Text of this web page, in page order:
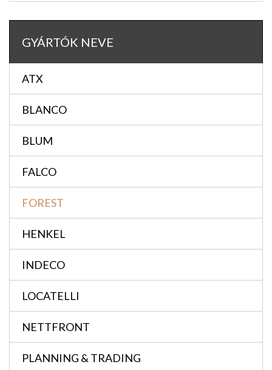
GYÁRTÓK NEVE
ATX
BLANCO
BLUM
FALCO
FOREST
HENKEL
INDECO
LOCATELLI
NETTFRONT
PLANNING & TRADING